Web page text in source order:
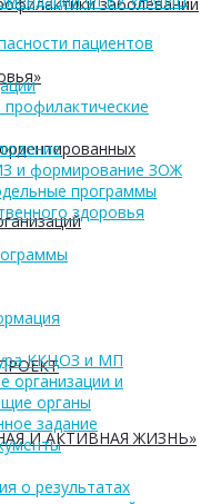
И АКТИВНАЯ ЖИЗНЬ»
пациентов
и формирование ЗОЖ
программы
здоровья
ККЦОЗ и МП
организации и
органы
задание
о результатах